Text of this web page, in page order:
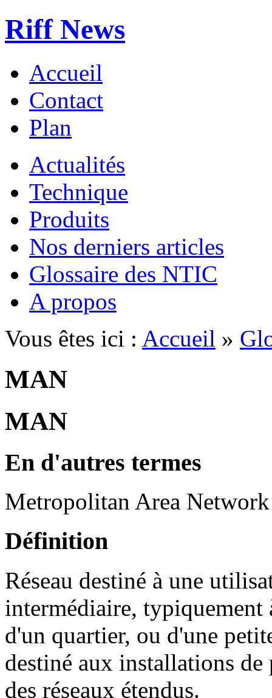
Riff News
Accueil
Contact
Plan
Actualités
Technique
Produits
Nos derniers articles
Glossaire des NTIC
A propos
Vous êtes ici : Accueil »
MAN
MAN
En d'autres termes
Metropolitan Area Network
Définition
Réseau destiné à une
intermédiaire, typiquement
d'un quartier, ou d'une
destiné aux installations
des réseaux étendus.